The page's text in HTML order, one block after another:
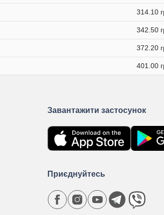
314.10
342.50
372.20
401.00
Завантажити застосунок
Приєднуйтесь